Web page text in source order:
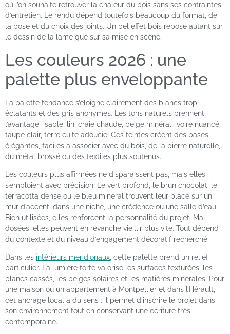
où l’on souhaite retrouver la chaleur du bois sans ses contraintes
d’entretien. Le rendu dépend toutefois beaucoup du format, de
la pose et du choix des joints. Un bel effet bois repose autant sur
le dessin de la lame que sur sa mise en scène.
Les couleurs 2026 : une
palette plus enveloppante
La palette tendance s’éloigne clairement des blancs trop
éclatants et des gris anonymes. Les tons naturels prennent
l’avantage : sable, lin, craie chaude, beige minéral, ivoire nuancé,
taupe clair, terre cuite adoucie. Ces teintes créent des bases
élégantes, faciles à associer avec du bois, de la pierre naturelle,
du métal brossé ou des textiles plus soutenus.
Les couleurs plus affirmées ne disparaissent pas, mais elles
s’emploient avec précision. Le vert profond, le brun chocolat, le
terracotta dense ou le bleu minéral trouvent leur place sur un
mur d’accent, dans une niche, une crédence ou une salle d’eau.
Bien utilisées, elles renforcent la personnalité du projet. Mal
dosées, elles peuvent en revanche vieillir plus vite. Tout dépend
du contexte et du niveau d’engagement décoratif recherché.
Dans les intérieurs méridionaux, cette palette prend un relief
particulier. La lumière forte valorise les surfaces texturées, les
blancs cassés, les beiges solaires et les matières minérales. Pour
une maison ou un appartement à Montpellier et dans l’Hérault,
cet ancrage local a du sens : il permet d’inscrire le projet dans
son environnement tout en conservant une écriture très
contemporaine.